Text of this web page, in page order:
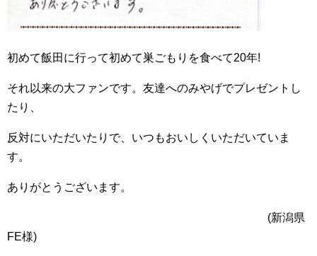
初めて飯田に行って初めて巣ごもりを食べて20年!
それ以来の大ファンです。友達へのみやげでプレゼントし
たり、
反対にいただいたりで、いつもおいしくいただいていま
す。
ありがとうございます。
(新潟県
FE様)